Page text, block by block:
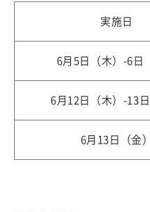
実施日
6月5日（木）-6日
6月12日（木）-13日
6月13日（金）